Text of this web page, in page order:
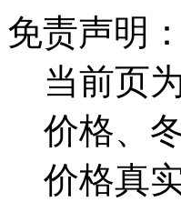
免责声明：
当前页
价格、
价格真